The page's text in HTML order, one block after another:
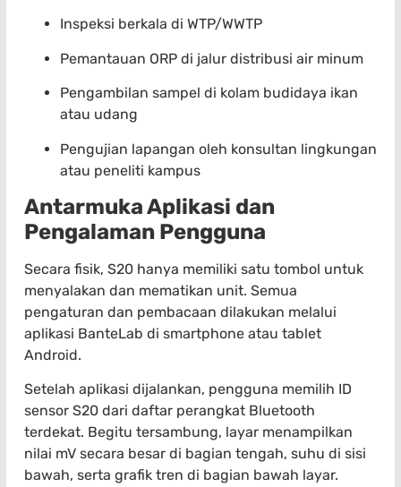
Inspeksi berkala di WTP/WWTP
Pemantauan ORP di jalur distribusi air minum
Pengambilan sampel di kolam budidaya ikan
atau udang
Pengujian lapangan oleh konsultan lingkungan
atau peneliti kampus
Antarmuka Aplikasi dan
Pengalaman Pengguna
Secara fisik, S20 hanya memiliki satu tombol untuk
menyalakan dan mematikan unit. Semua
pengaturan dan pembacaan dilakukan melalui
aplikasi BanteLab di smartphone atau tablet
Android.
Setelah aplikasi dijalankan, pengguna memilih ID
sensor S20 dari daftar perangkat Bluetooth
terdekat. Begitu tersambung, layar menampilkan
nilai mV secara besar di bagian tengah, suhu di sisi
bawah, serta grafik tren di bagian bawah layar.